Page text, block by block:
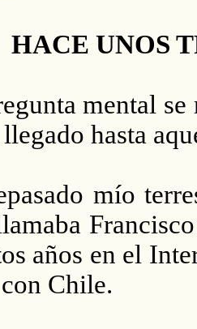
HACE UNOS
mental
hasta
mío
años en el
Chile.